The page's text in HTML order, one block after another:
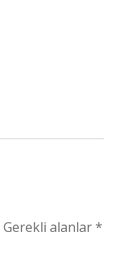
Gerekli alanlar*